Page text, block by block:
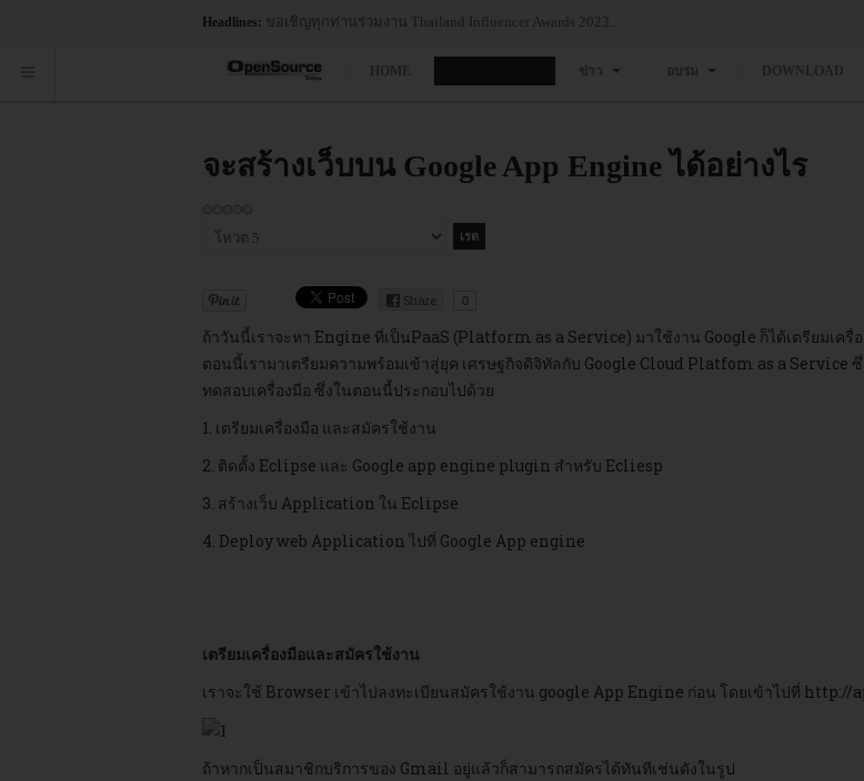
Headlines: Red Hat ได้รับการจัดให้อยู่ในตำแหน่งผู้นำในกลุ่ม Leaders ด้าน Vision ในรายงาน 2024 Gartner®
HOME ข่าว อบรม DOWNLOAD
จะสร้างเว็บบน Google App Engine ได้อย่างไร
กรุณา
Share
0
ถ้าวันนี้เราจะหา Engine ที่เป็นPaaS (Platform as a Service) มาใช้งาน Google ก็ได้เตรียมเครื่
ตอนนี้เรามาเตรียมความพร้อมเข้าสู่ยุค เศรษฐกิจดิจิทัลกับ Google Cloud Platfom as a Service
ทดสอบเครื่องมือ ซึ่งในตอนนี้ประกอบไปด้วย
1. เตรียมเครื่องมือ และสมัครใช้งาน
2. ติดตั้ง Eclipse และ Google app engine plugin สำหรับ Ecliesp
3. สร้างเว็บ Application ใน Eclipse
4. Deploy web Application ไปที่ Google App engine
เตรียมเครื่องมือและสมัครใช้งาน
เราจะใช้ Browser เข้าไปลงทะเบียนสมัครใช้งาน google App Engine ก่อน โดยเข้าไปที่ http://
ถ้าหากเป็นสมาชิกบริการของ Gmail อยู่แล้วก็สามารถสมัครได้ทันทีเช่นดังในรูป